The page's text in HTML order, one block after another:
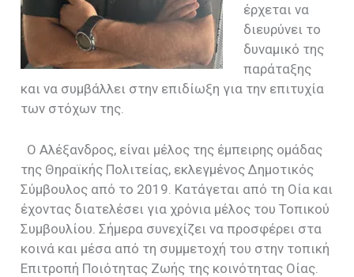
έρχεται να
διευρύνει το
δυναμικό της
παράταξης
και να συμβάλλει στην επιδίωξη για την επιτυχία
των στόχων της.
Ο Αλέξανδρος, είναι μέλος της έμπειρης ομάδας
της Θηραϊκής Πολιτείας, εκλεγμένος Δημοτικός
Σύμβουλος από το 2019. Κατάγεται από τη Οία και
έχοντας διατελέσει για χρόνια μέλος του Τοπικού
Συμβουλίου. Σήμερα συνεχίζει να προσφέρει στα
κοινά και μέσα από τη συμμετοχή του στην τοπική
Επιτροπή Ποιότητας Ζωής της κοινότητας Οίας.